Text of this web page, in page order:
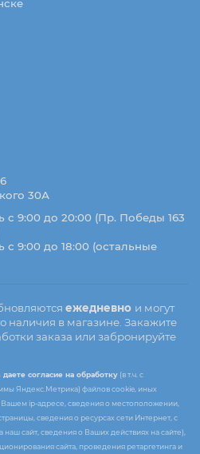
30А
с 9:00 до 20:00 (Пр. Победы 163
9:00 до 18:00 (остальные
ежедневно и могут
наличия в магазине. Закажите
заказа или забронируйте
согласие на обработку (в т.ч. с
Яндекс.Метрика) файлов cookie, иных
Вашем ip-адресе, сведения о местоположении,
сведения о ресурсах сети Интернет, с
сайт, сведения о Ваших действиях на сайте),
сайта, проведения ретаргетинга и